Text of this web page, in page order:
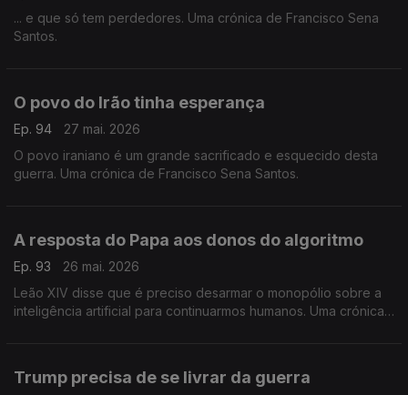
... e que só tem perdedores. Uma crónica de Francisco Sena
Santos.
O povo do Irão tinha esperança
Ep. 94
27 mai. 2026
O povo iraniano é um grande sacrificado e esquecido desta
guerra. Uma crónica de Francisco Sena Santos.
A resposta do Papa aos donos do algoritmo
Ep. 93
26 mai. 2026
Leão XIV disse que é preciso desarmar o monopólio sobre a
inteligência artificial para continuarmos humanos. Uma crónica
Trump precisa de se livrar da guerra